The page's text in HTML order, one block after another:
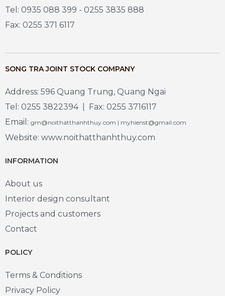
Tel: 0935 088 399 - 0255 3835 888
Fax: 0255 371 6117
SONG TRA JOINT STOCK COMPANY
Address: 596 Quang Trung, Quang Ngai
Tel: 0255 3822394 | Fax: 0255 3716117
Email: gm@noithatthanhthuy.com | myhienst@gmail.com
Website: www.noithatthanhthuy.com
INFORMATION
About us
Interior design consultant
Projects and customers
Contact
POLICY
Terms & Conditions
Privacy Policy